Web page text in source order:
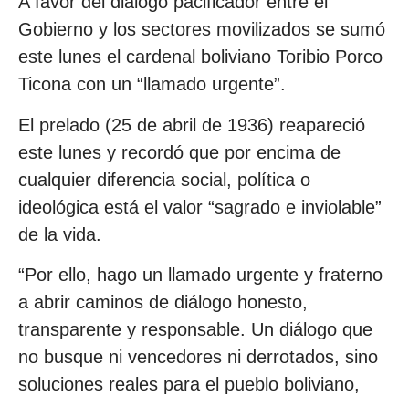
Gobierno y los sectores movilizados se sumó
este lunes el cardenal boliviano Toribio Porco
Ticona con un “llamado urgente”.
El prelado (25 de abril de 1936) reapareció
este lunes y recordó que por encima de
cualquier diferencia social, política o
ideológica está el valor “sagrado e inviolable”
de la vida.
“Por ello, hago un llamado urgente y fraterno
a abrir caminos de diálogo honesto,
transparente y responsable. Un diálogo que
no busque ni vencedores ni derrotados, sino
soluciones reales para el pueblo boliviano,